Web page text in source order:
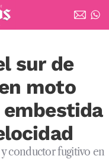
sur de
moto
conductor fugitivo en